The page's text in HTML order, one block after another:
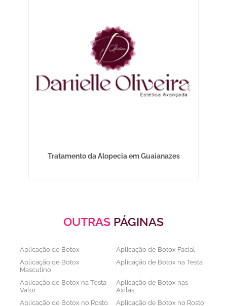
Tratamento da Alopecia em Guaianazes
OUTRAS PÁGINAS
Aplicação de Botox
Aplicação de Botox Facial
Aplicação de Botox
Masculino
Aplicação de Botox na Testa
Aplicação de Botox na Testa
Valor
Aplicação de Botox nas
Axilas
Aplicação de Botox no Rosto
Aplicação de Botox no Rosto